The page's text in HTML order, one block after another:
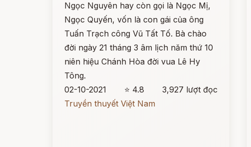
Ngọc Nguyên hay còn gọi là Ngọc Mị,
Ngọc Quyến, vốn là con gái của ông
Tuấn Trạch công Vũ Tất Tố. Bà chào
đời ngày 21 tháng 3 âm lịch năm thứ 10
niên hiệu Chánh Hòa đời vua Lê Hy
Tông.
02-10-2021
⭐ 4.8
3,927 lượt đọc
Truyền thuyết Việt Nam